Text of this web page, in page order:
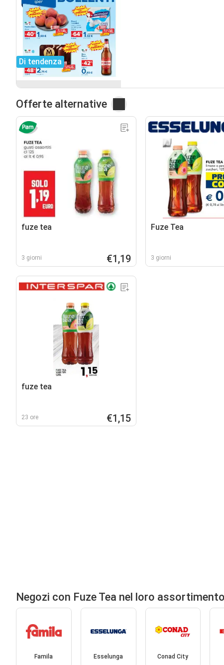
Di tendenza
Offerte alternative
fuze tea
3 giorni €1,19
Fuze Tea
3 giorni
fuze tea
23 ore €1,15
Negozi con Fuze Tea nel loro assortimento
Famila Esselunga Conad City